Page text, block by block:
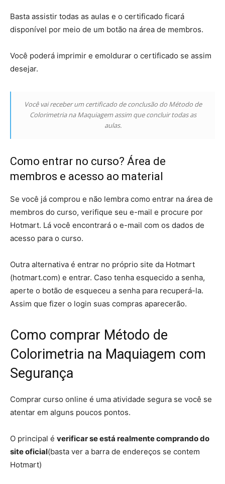
Basta assistir todas as aulas e o certificado ficará
disponível por meio de um botão na área de membros.
Você poderá imprimir e emoldurar o certificado se assim
desejar.
Você vai receber um certificado de conclusão do Método de
Colorimetria na Maquiagem assim que concluir todas as
aulas.
Como entrar no curso? Área de
membros e acesso ao material
Se você já comprou e não lembra como entrar na área de
membros do curso, verifique seu e-mail e procure por
Hotmart. Lá você encontrará o e-mail com os dados de
acesso para o curso.
Outra alternativa é entrar no próprio site da Hotmart
(hotmart.com) e entrar. Caso tenha esquecido a senha,
aperte o botão de esqueceu a senha para recuperá-la.
Assim que fizer o login suas compras aparecerão.
Como comprar Método de
Colorimetria na Maquiagem com
Segurança
Comprar curso online é uma atividade segura se você se
atentar em alguns poucos pontos.
O principal é verificar se está realmente comprando do
site oficial(basta ver a barra de endereços se contem
Hotmart)